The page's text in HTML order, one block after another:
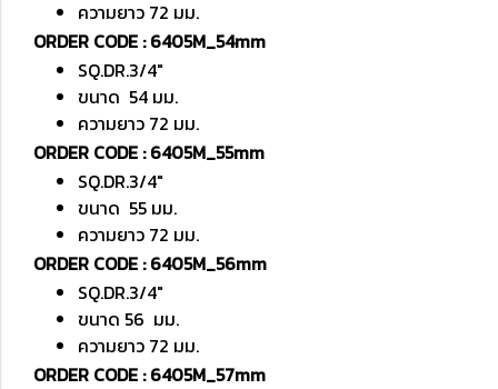
ความยาว 72 มม.
ORDER CODE : 6405M_54mm
SQ.DR.3/4"
ขนาด 54 มม.
ความยาว 72 มม.
ORDER CODE : 6405M_55mm
SQ.DR.3/4"
ขนาด 55 มม.
ความยาว 72 มม.
ORDER CODE : 6405M_56mm
SQ.DR.3/4"
ขนาด 56 มม.
ความยาว 72 มม.
ORDER CODE : 6405M_57mm